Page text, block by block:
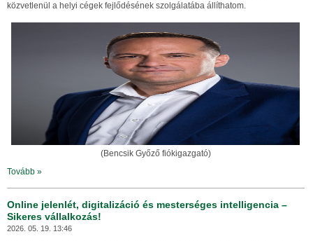
közvetlenül a helyi cégek fejlődésének szolgálatába állíthatom.
(Bencsik Győző fiókigazgató)
Tovább »
Online jelenlét, digitalizáció és mesterséges intelligencia –
Sikeres vállalkozás!
2026. 05. 19. 13:46